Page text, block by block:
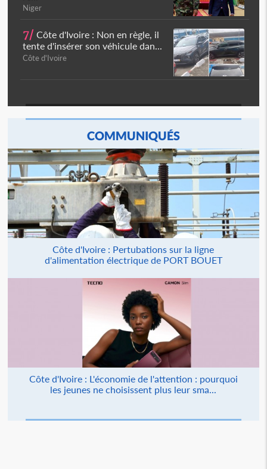
Niger
7/ Côte d'Ivoire : Non en règle, il
tente d'insérer son véhicule dan...
Côte d'Ivoire
COMMUNIQUÉS
Côte d'Ivoire : Pertubations sur la ligne
d'alimentation électrique de PORT BOUET
Côte d'Ivoire : L'économie de l'attention : pourquoi
les jeunes ne choisissent plus leur sma...